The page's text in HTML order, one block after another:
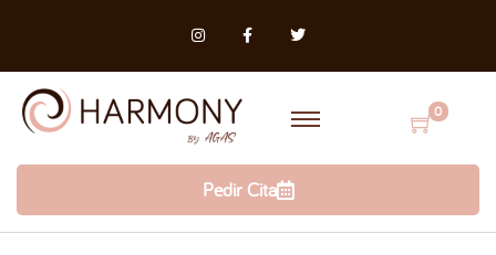
0
Pedir Cita